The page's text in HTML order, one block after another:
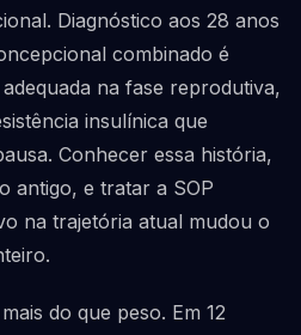
Diagnóstico aos 28 anos
combinado é
na fase reprodutiva,
insulínica que
Conhecer essa história,
antigo, e tratar a SOP
na trajetória atual mudou o
do que peso. Em 12